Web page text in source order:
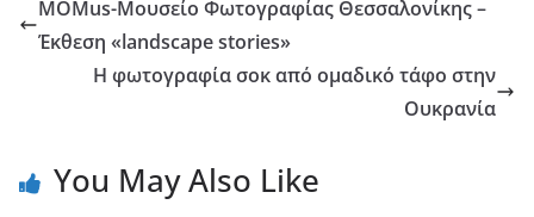
MOMus-Μουσείο Φωτογραφίας Θεσσαλονίκης –
Έκθεση «landscape stories»
Η φωτογραφία σοκ από ομαδικό τάφο στην
Ουκρανία
You May Also Like